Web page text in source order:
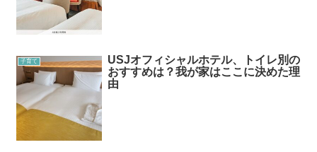
子育て
USJオフィシャルホテル、トイレ別の
おすすめは？我が家はここに決めた理
由